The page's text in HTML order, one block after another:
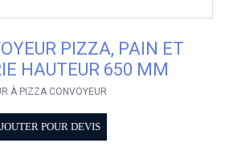
PIZZA, PAIN ET
HAUTEUR 650 MM
À PIZZA CONVOYEUR
POUR DEVIS